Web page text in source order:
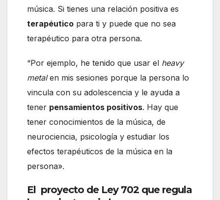
música. Si tienes una relación positiva es
terapéutico para ti y puede que no sea
terapéutico para otra persona.
“Por ejemplo, he tenido que usar el heavy
metalen mis sesiones porque la persona lo
vincula con su adolescencia y le ayuda a
tener pensamientos positivos. Hay que
tener conocimientos de la música, de
neurociencia, psicología y estudiar los
efectos terapéuticos de la música en la
persona».
El proyecto de Ley 702 que regula